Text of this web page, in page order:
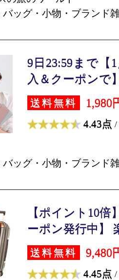
ッグ・小物・ブランド
9日23:59まで【
入＆クーポンで
送料無料 1,980
4.43点 /
ッグ・小物・ブランド
【ポイント10倍
ーポン発行中】
送料無料 9,480
4.45点 /